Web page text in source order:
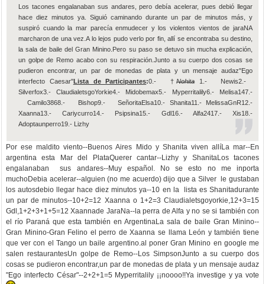
Los tacones engalanaban sus andares, pero debía acelerar, pues debió llegar
hace diez minutos ya. Siguió caminando durante un par de minutos más, y
suspiró cuando la mar parecía enmudecer y los violentos vientos de jaraNA
marcharon de una vez.A lo lejos pudo verlo por fin, allí se encontraba su destino,
la sala de baile del Gran Minino.Pero su paso se detuvo sin mucha explicación,
un golpe de Remo acabo con su respiración.Junto a su cuerpo dos cosas se
pudieron encontrar, un par de monedas de plata y un mensaje audaz"Ego
interfecto Caesar"Lista de Participantes:0.- †Nohita
1.- Newis2.-
Silverfox3.- ClaudialetsgoYorkie4.- Midobemax5.- Myperritalily6.- Melisa147.-
Camilo3868.- Bishop9.- SeñoritaElsa10.- Shanita11.- MelissaGnR12.-
Xaanna13.- Cariycurro14.- Psipsina15.- Gdl16.- Alfa2417.- Xis18.-
Adoptaunperro19.- Lizhy
Por ese maldito viento--Buenos Aires Mido y Shanita viven allíLa mar--En
argentina esta Mar del PlataQuerer cantar--Lizhy y ShanitaLos tacones
engalanaban sus andares--Muy español. No se esto no me inporta
muchoDebia acelerar--alguien (no me acuerdo) dijo que a Silver le gustaban
los autosdebio llegar hace diez minutos ya--10 en la lista es Shanitadurante
un par de minutos--10+2=12 Xaanna o 1+2=3 Claudialetsgoyorkie,12+3=15
Gdl,1+2+3+1+5=12 Xaannade JaraNa--la perra de Alfa y no se si también con
el río Paraná que esta también en ArgentinaLa sala de baile Gran Minino--
Gran Minino-Gran Felino el perro de Xaanna se llama León y también tiene
que ver con el Tango un baile argentino.al poner Gran Minino en google me
salen restaurantesUn golpe de Remo--Los SimpsonJunto a su cuerpo dos
cosas se pudieron encontrar,un par de monedas de plata y un mensaje audaz
"Ego interfecto César"--2+2+1=5 Myperritalily ¡¡noooo!!Ya investige y ya vote